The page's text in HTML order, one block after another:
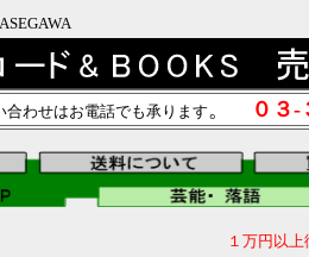
合わせはお電話でも承ります。 ０３
１万円以